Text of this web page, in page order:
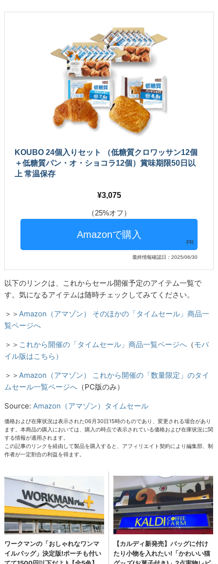
KOUBO 24個入りセット （低糖質クロワッサン12個
＋低糖質パン・オ・ショコラ12個）賞味期限50日以
上 常温保存
3,075
（25%オフ）
PR
最終情報確認日：2025/06/30
以下のリンクは、これからセール開催予定のアイテム一覧で
す。気になるアイテムは随時チェックしてみてください。
＞＞Amazon（アマゾン） そのほかの「タイムセール」商品一
覧ページへ
＞＞ これから開催の「タイムセール」商品一覧ページへ （モバ
イル版はこちら）
＞＞Amazon（アマゾン） これから開催の「数量限定」のタイ
ムセール一覧ページへ （PC版のみ）
Source:Amazon（アマゾン）タイムセール
価格および在庫状況は表示された06月30日15時のものであり、変更される場合があり
ます。本商品の購入においては、購入の時点で表示されている価格および在庫状況に関
する情報が適用されます。
この記事のリンクを経由して製品を購入すると、アフィリエイト契約により編集部、制
作者が一定割合の利益を得ます。